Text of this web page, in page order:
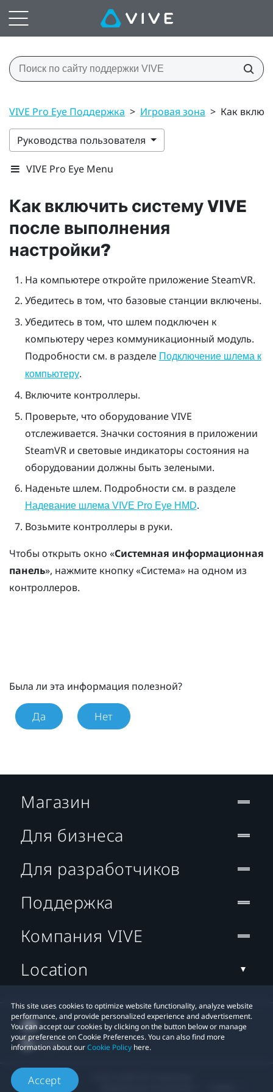
VIVE Pro Eye Поддержка > Игровая зона > Как
Руководства пользователя
VIVE Pro Eye Menu
Как включить системуVIVE
после выполнения
настройки?
На компьютере откройте приложение SteamVR.
Убедитесь в том, что базовые станции включены.
Убедитесь в том, что шлем подключен к
компьютеру через коммуникационный модуль.
Подробности см. в разделе Подключение шлема к
компьютеру.
Включите контроллеры.
Проверьте, что оборудование VIVE
отслеживается. Значки состояния в приложении
SteamVRи световые индикаторы состояния на
оборудовании должны быть зелеными.
Наденьте шлем. Подробности см. в разделе
Надевание шлема VIVE Pro Eye HMD.
Возьмите контроллеры в руки.
Чтобы открыть окно «Системная информационная
панель», нажмите кнопку «Система» на одном из
контроллеров.
Была ли эта информация полезной?
Да Нет
This site uses cookies to optimize website functionality, analyze website
performance, and provide personalized experience and advertisement.
You can accept our cookies by clicking on the button below or manage
your preference on Cookie Preferences. You can also find more
information about ourCookie Policy here.
Accept
Магазин
Для бизнеса
Для разработчиков
Поддержка
Компания VIVE
Location